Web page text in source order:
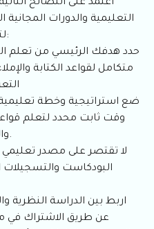
اعتمد على النصائح
التعليمية والدورات المجانية
لتعلم اللغة العربية بشكل فعال:
حدد هدفك الرئيسي من تعلم
متكامل لقواعد الكتابة
ضع استراتيجية وخطة تعليمية
وقت ثابت محدد لتعلم
والمصطلحات المختلفة الشائعة.
لا تقتصر على مصدر تعليمي
البودكاست والتسجيلات
اربط بين الدراسة النظرية
عن طريق الاشتراك في